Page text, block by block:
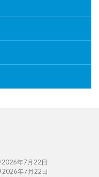
2026年7月22日
2026年7月22日